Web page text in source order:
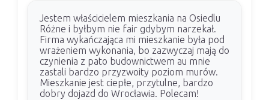
Jestem właścicielem mieszkania na Osiedlu
Różne i byłbym nie fair gdybym narzekał.
Firma wykańczająca mi mieszkanie była pod
wrażeniem wykonania, bo zazwyczaj mają do
czynienia z pato budownictwem au mnie
zastali bardzo przyzwoity poziom murów.
Mieszkanie jest ciepłe, przytulne, bardzo
dobry dojazd do Wrocławia. Polecam!